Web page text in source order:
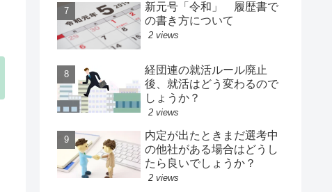
新元号「令和」 履歴書で
の書き方について
2 views
経団連の就活ルール廃止
後、就活はどう変わるので
しょうか？
2 views
内定が出たときまだ選考中
の他社がある場合はどうし
たら良いでしょうか？
2 views